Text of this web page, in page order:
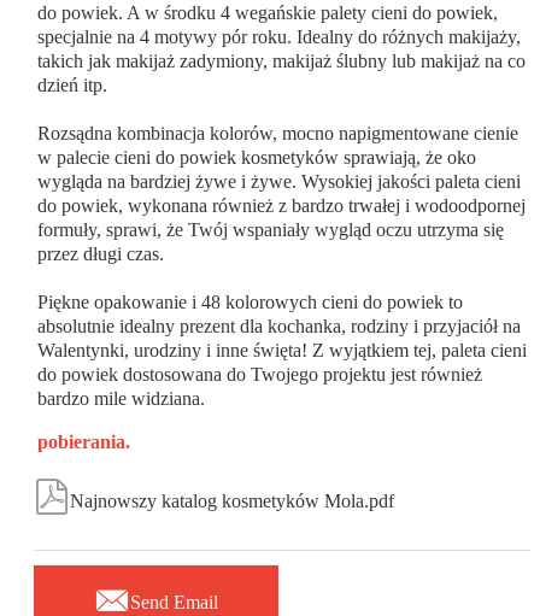
do powiek. A w środku 4 wegańskie palety cieni do powiek,
specjalnie na 4 motywy pór roku. Idealny do różnych makijaży,
takich jak makijaż zadymiony, makijaż ślubny lub makijaż na co
dzień itp.
Rozsądna kombinacja kolorów, mocno napigmentowane cienie
w palecie cieni do powiek kosmetyków sprawiają, że oko
wygląda na bardziej żywe i żywe. Wysokiej jakości paleta cieni
do powiek, wykonana również z bardzo trwałej i wodoodpornej
formuły, sprawi, że Twój wspaniały wygląd oczu utrzyma się
przez długi czas.
Piękne opakowanie i 48 kolorowych cieni do powiek to
absolutnie idealny prezent dla kochanka, rodziny i przyjaciół na
Walentynki, urodziny i inne święta! Z wyjątkiem tej, paleta cieni
do powiek dostosowana do Twojego projektu jest również
bardzo mile widziana.
pobierania.
Najnowszy katalog kosmetyków Mola.pdf
Send Email